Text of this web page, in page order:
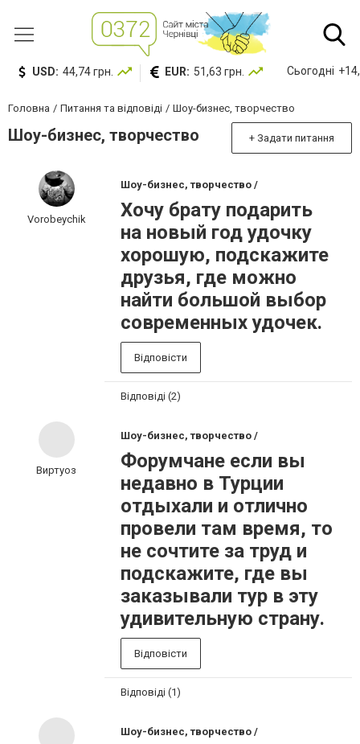
USD: 44,74 грн. EUR: 51,63 грн. Сьогодні
Головна Питання та відповіді Шоу-бизнес, творчество
Шоу-бизнес, творчество + Задати питання
Vorobeychik
Шоу-бизнес, творчество /
Хочу брату подарить
на новый год удочку
хорошую, подскажите
друзья, где можно
найти большой выбор
современных удочек.
Відповісти
Відповіді (2)
Виртуоз
Шоу-бизнес, творчество /
Форумчане если вы
недавно в Турции
отдыхали и отлично
провели там время, то
не сочтите за труд и
подскажите, где вы
заказывали тур в эту
удивительную страну.
Відповісти
Відповіді (1)
Шоу-бизнес, творчество /